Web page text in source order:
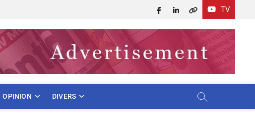
TV
Facebook
LinkedIn
X
OPINION DIVERS